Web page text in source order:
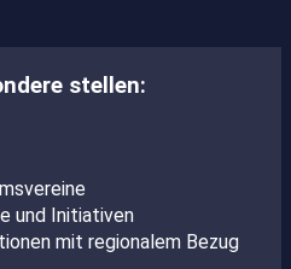
stellen:
und Initiativen
mit regionalem Bezug